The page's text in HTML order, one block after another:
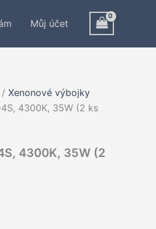
Můj účet
/Xenonové výbojky
4300K, 35W (2 ks
4300K, 35W (2